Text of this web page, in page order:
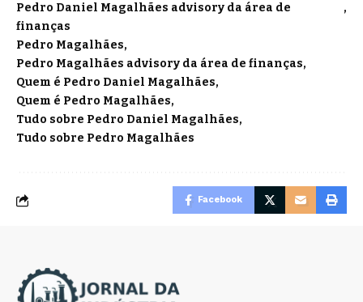
Pedro Daniel Magalhães advisory da área de
finanças
Pedro Magalhães
Pedro Magalhães advisory da área de finanças
Quem é Pedro Daniel Magalhães
Quem é Pedro Magalhães
Tudo sobre Pedro Daniel Magalhães
Tudo sobre Pedro Magalhães
Facebook